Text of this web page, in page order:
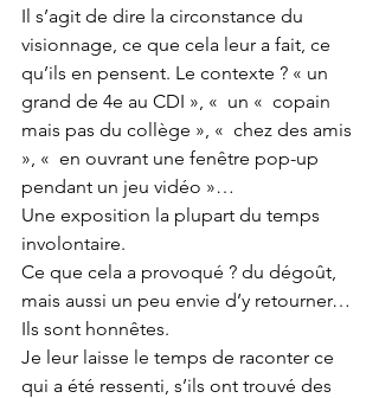
Il s’agit de dire la circonstance du
visionnage, ce que cela leur a fait, ce
qu’ils en pensent. Le contexte ? « un
grand de 4e au CDI », «  un «  copain
mais pas du collège », «  chez des amis
», «  en ouvrant une fenêtre pop-up
pendant un jeu vidéo »…
Une exposition la plupart du temps
involontaire.
Ce que cela a provoqué ? du dégoût,
mais aussi un peu envie d’y retourner…
Ils sont honnêtes.
Je leur laisse le temps de raconter ce
qui a été ressenti, s’ils ont trouvé des